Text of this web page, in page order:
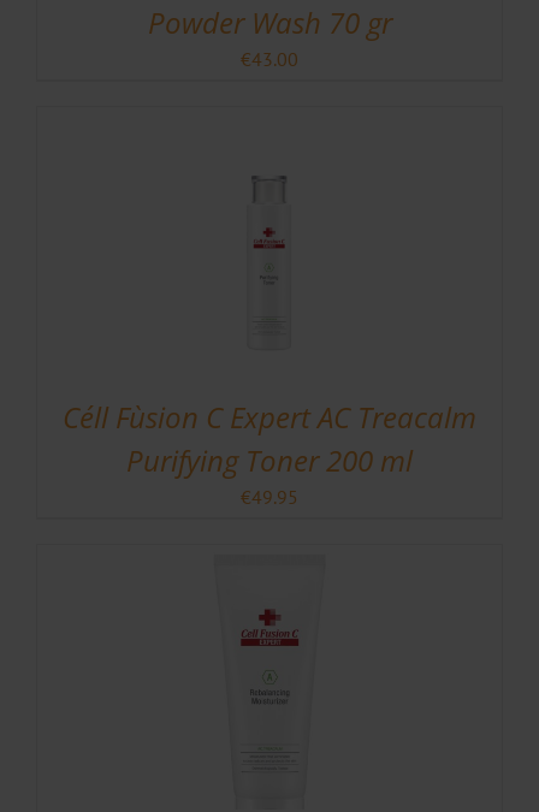
Powder Wash 70 gr
€43.00
Céll Fùsion C Expert AC Treacalm
Purifying Toner 200 ml
€49.95